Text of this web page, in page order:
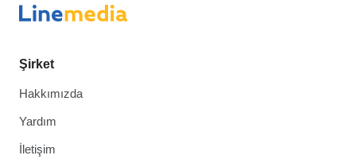
Şirket
Hakkımızda
Yardım
İletişim